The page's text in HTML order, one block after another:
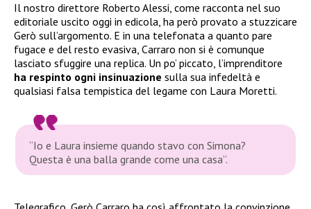
Il nostro direttore Roberto Alessi, come racconta nel suo
editoriale uscito oggi in edicola, ha però provato a stuzzicare
Gerò sull’argomento. E in una telefonata a quanto pare
fugace e del resto evasiva, Carraro non si è comunque
lasciato sfuggire una replica. Un po’ piccato, l’imprenditore
ha respinto ogni insinuazione sulla sua infedeltà e
qualsiasi falsa tempistica del legame con Laura Moretti.
“Io e Laura insieme quando stavo con Simona?
Questa è una balla grande come una casa”.